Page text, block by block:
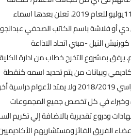
بأنواعها، إذاعة وتلفزيون وإعلان وعلاقات عامة . ويفتح باب تلقي المشروعات من 21يونية وحتي 11يوليو للعام 2019. تعلن بعدها اسماء
أو فلاشة باسم الكاتب الصحفي
النيل -مبني اتحاد الاذاعة
إعلام. يرفق بمشروع التخرج خطاب من ادارة
وبيانات من يتم تحديد اسمه كنقطة
اتصال لمتابعة سير المشروع في المسابقة. يقتصر التقديم علي مشروعات التخرج الخاصةبالعام الدراسي 2018/2019 ولا يمتد
وخبراء في كل تخصص جميع المجموعات
ودروع تقديرية بالاضافة إلي تكريم
الفريق الفائز ومستشاريهم